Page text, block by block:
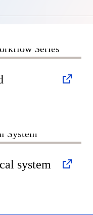
system